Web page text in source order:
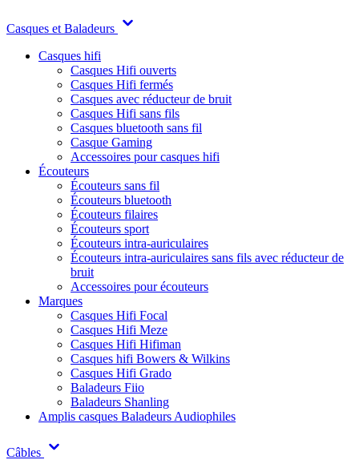
Casques et Baladeurs
Casques hifi
Casques Hifi ouverts
Casques Hifi fermés
Casques avec réducteur de bruit
Casques Hifi sans fils
Casques bluetooth sans fil
Casque Gaming
Accessoires pour casques hifi
Écouteurs
Écouteurs sans fil
Écouteurs bluetooth
Écouteurs filaires
Écouteurs sport
Écouteurs intra-auriculaires
Écouteurs intra-auriculaires sans fils avec réducteur de
bruit
Accessoires pour écouteurs
Marques
Casques Hifi Focal
Casques Hifi Meze
Casques Hifi Hifiman
Casques hifi Bowers & Wilkins
Casques Hifi Grado
Baladeurs Fiio
Baladeurs Shanling
Amplis casques Baladeurs Audiophiles
Câbles